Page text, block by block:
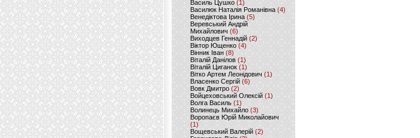
Василь Цушко (1)
Василюк Наталія Романівна (4)
Венедіктова Ірина(5)
Веревський Андрій
Михайлович (6)
Виходцев Геннадій (2)
Віктор Ющенко (4)
Вінник Іван (8)
Віталій Данілов (1)
Віталій Циганок (1)
Вітко Артем Леонідович(1)
Власенко Сергій (6)
Вовк Дмитро(2)
Войцеховський Олексій(1)
Волга Василь (1)
Волинець Михайло (3)
Воропаєв Юрій Миколайович
(1)
Вощевський Валерій(2)